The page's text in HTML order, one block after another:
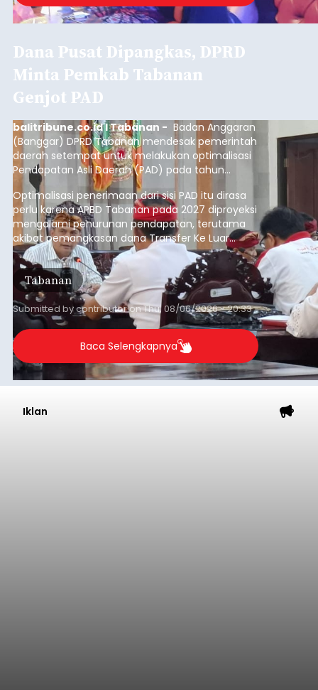
Dana Pusat Dipangkas, DPRD
Minta Pemkab Tabanan
Genjot PAD
balitribune.co.id I Tabanan - Badan Anggaran
(Banggar) DPRD Tabanan mendesak pemerintah
daerah setempat untuk melakukan optimalisasi
Pendapatan Asli Daerah (PAD) pada tahun
anggaran 2027.
Optimalisasi penerimaan dari sisi PAD itu dirasa
perlu karena APBD Tabanan pada 2027 diproyeksi
mengalami penurunan pendapatan, terutama
akibat pemangkasan dana Transfer Ke Luar
Daerah (TKD) dari pemerintah pusat.
Tabanan
Submitted bycontributoronThu, 08/06/2026 - 20:33
Baca Selengkapnya
Iklan